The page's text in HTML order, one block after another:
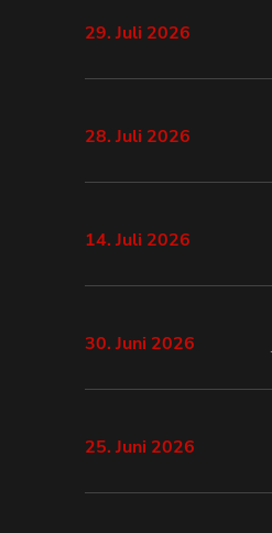
29. Juli 2026
28. Juli 2026
14. Juli 2026
30. Juni 2026
25. Juni 2026